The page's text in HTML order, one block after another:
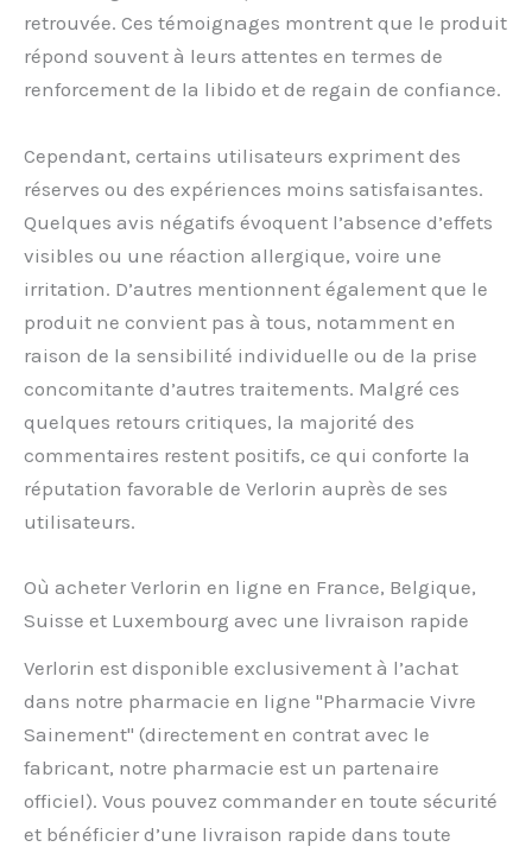
retrouvée. Ces témoignages montrent que le produit
répond souvent à leurs attentes en termes de
renforcement de la libido et de regain de confiance.
Cependant, certains utilisateurs expriment des
réserves ou des expériences moins satisfaisantes.
Quelques avis négatifs évoquent l’absence d’effets
visibles ou une réaction allergique, voire une
irritation. D’autres mentionnent également que le
produit ne convient pas à tous, notamment en
raison de la sensibilité individuelle ou de la prise
concomitante d’autres traitements. Malgré ces
quelques retours critiques, la majorité des
commentaires restent positifs, ce qui conforte la
réputation favorable de Verlorin auprès de ses
utilisateurs.
Où acheter Verlorin en ligne en France, Belgique,
Suisse et Luxembourg avec une livraison rapide
Verlorin est disponible exclusivement à l’achat
dans notre pharmacie en ligne "Pharmacie Vivre
Sainement" (directement en contrat avec le
fabricant, notre pharmacie est un partenaire
officiel). Vous pouvez commander en toute sécurité
et bénéficier d’une livraison rapide dans toute